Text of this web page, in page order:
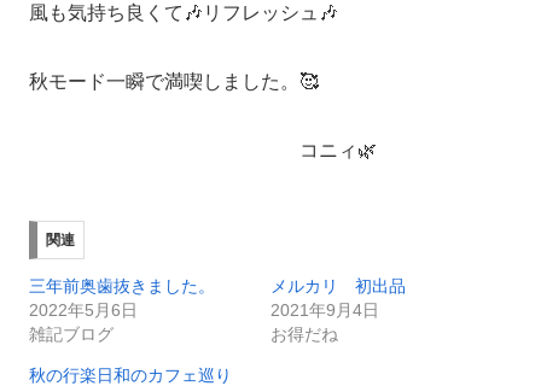
風も気持ち良くて🎶リフレッシュ🎶
秋モード一瞬で満喫しました。🥰
コニィ🌿
関連
三年前奥歯抜きました。
2022年5月6日
雑記ブログ
メルカリ 初出品
2021年9月4日
お得だね
秋の行楽日和のカフェ巡り